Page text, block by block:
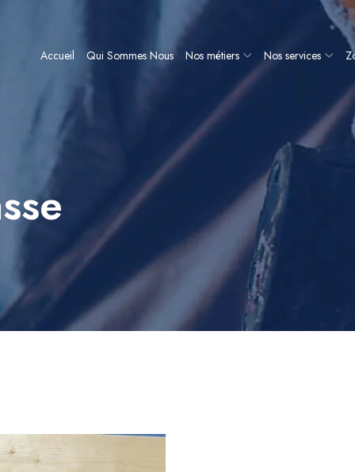
Accueil Qui Sommes Nous Nos métiers Nos services